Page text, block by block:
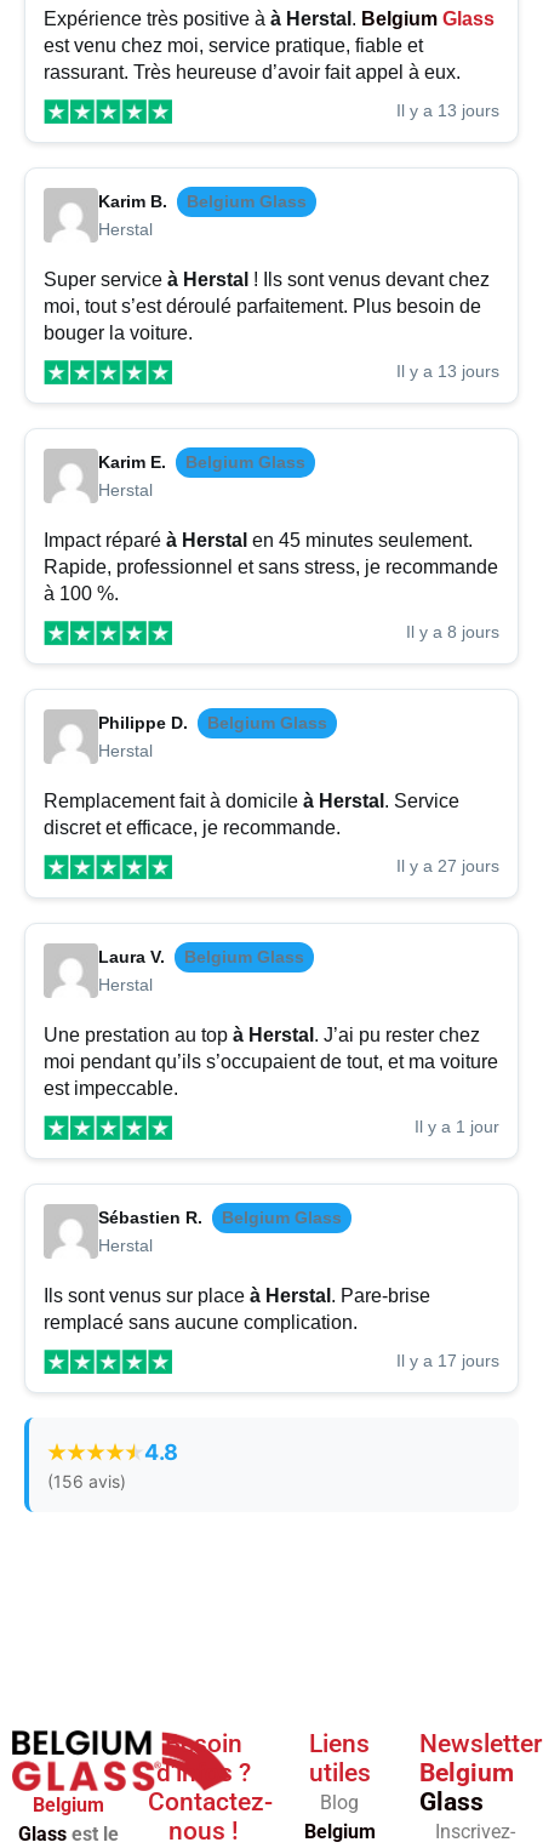
Expérience très positive à à Herstal . Belgium Glass
est venu chez moi, service pratique, fiable et
rassurant. Très heureuse d’avoir fait appel à eux.
Il y a 13 jours
Karim B.
Belgium Glass
Herstal
Super service à Herstal ! Ils sont venus devant chez
moi, tout s’est déroulé parfaitement. Plus besoin de
bouger la voiture.
Il y a 13 jours
Karim E.
Belgium Glass
Herstal
Impact réparé à Herstal en 45 minutes seulement.
Rapide, professionnel et sans stress, je recommande
à 100 %.
Il y a 8 jours
Philippe D.
Belgium Glass
Herstal
Remplacement fait à domicile à Herstal . Service
discret et efficace, je recommande.
Il y a 27 jours
Laura V.
Belgium Glass
Herstal
Une prestation au top à Herstal . J’ai pu rester chez
moi pendant qu’ils s’occupaient de tout, et ma voiture
est impeccable.
Il y a 1 jour
Sébastien R.
Belgium Glass
Herstal
Ils sont venus sur place à Herstal . Pare-brise
remplacé sans aucune complication.
Il y a 17 jours
4.8
(156 avis)
Belgium
Glassest le
Besoin
d'infos ?
Contactez-
nous !
Liens
utiles
Blog
Belgium
Newsletter
Belgium
Glass
Inscrivez-